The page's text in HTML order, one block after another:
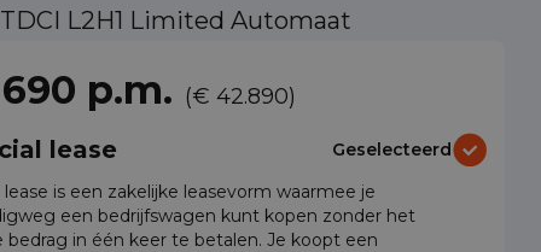
L2H1 Limited Automaat
p.m. (€ 42.890)
lease
Geselecteerd
lease is een zakelijke leasevorm waarmee je
een bedrijfswagen kunt kopen zonder het
bedrag in één keer te betalen. Je koopt een